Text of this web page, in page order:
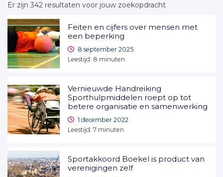
Er zijn 342 resultaten voor jouw zoekopdracht
Feiten en cijfers over mensen met
een beperking
8 september 2025
Leestijd: 8 minuten
Vernieuwde Handreiking
Sporthulpmiddelen roept op tot
betere organisatie en samenwerking
1 december 2022
Leestijd: 7minuten
Sportakkoord Boekel is product van
verenigingen zelf